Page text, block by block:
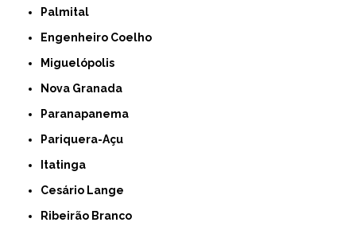
Palmital
Engenheiro Coelho
Miguelópolis
Nova Granada
Paranapanema
Pariquera-Açu
Itatinga
Cesário Lange
Ribeirão Branco